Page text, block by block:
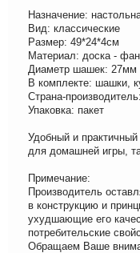
Назначение:
Вид: классические
Размер: 49*24*4см
Материал: доска -
Диаметр шашек: 27мм
В комплекте: шашки,
Страна-
Упаковка: пакет
Удобный и
для домашней игры,
Примечание:
Производитель
в конструкцию и
ухудшающие его
потребительские
Обращаем Ваше